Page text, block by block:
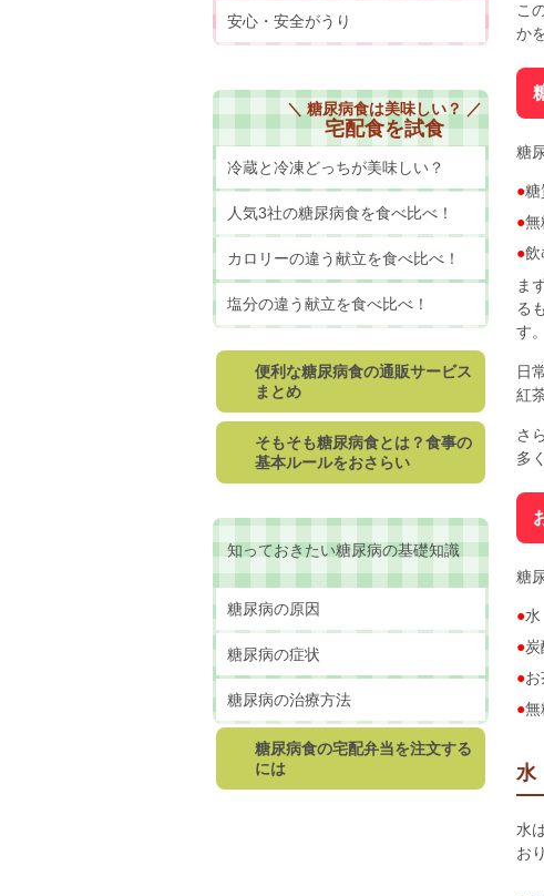
こ
か
糖
糖
無
飲
ま
る
す。
日
紅
さ
多
糖
水
炭
お
無
水
水
お
安心・安全がうり
＼ 糖尿病食は美味しい？ ／
宅配食を試食
冷蔵と冷凍どっちが美味しい？
人気3社の糖尿病食を食べ比べ！
カロリーの違う献立を食べ比べ！
塩分の違う献立を食べ比べ！
便利な糖尿病食の通販サービス
まとめ
そもそも糖尿病食とは？食事の
基本ルールをおさらい
知っておきたい糖尿病の基礎知識
糖尿病の原因
糖尿病の症状
糖尿病の治療方法
糖尿病食の宅配弁当を注文する
には